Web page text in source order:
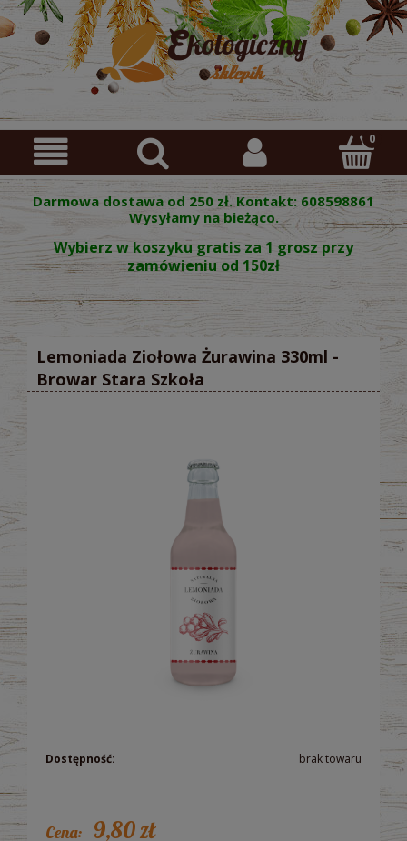
Darmowa dostawa od 250 zł. Kontakt: 608598861
Wysyłamy na bieżąco.
Wybierz w koszyku gratis za 1 grosz przy
zamówieniu od 150zł
Lemoniada Ziołowa Żurawina 330ml -
Browar Stara Szkoła
Dostępność: brak towaru
Cena: 9,80 zł